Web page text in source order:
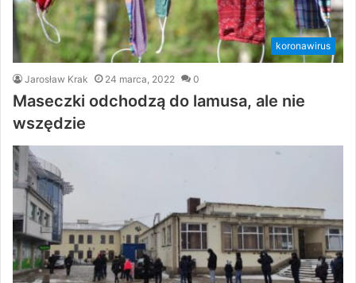
koronawirus
Jarosław Krak 24 marca, 2022 0
Maseczki odchodzą do lamusa, ale nie
wszędzie